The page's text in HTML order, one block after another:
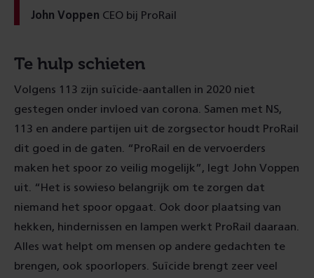
John Voppen CEO bij ProRail
Te hulp schieten
Volgens 113 zijn suïcide-aantallen in 2020 niet
gestegen onder invloed van corona. Samen met NS,
113 en andere partijen uit de zorgsector houdt ProRail
dit goed in de gaten. “ProRail en de vervoerders
maken het spoor zo veilig mogelijk”, legt John Voppen
uit. “Het is sowieso belangrijk om te zorgen dat
niemand het spoor opgaat. Ook door plaatsing van
hekken, hindernissen en lampen werkt ProRail daaraan.
Alles wat helpt om mensen op andere gedachten te
brengen, ook spoorlopers. Suïcide brengt zeer veel